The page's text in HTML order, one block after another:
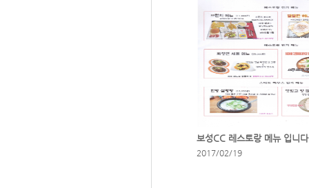
보성CC 레스토랑 메뉴 입니
2017/02/19